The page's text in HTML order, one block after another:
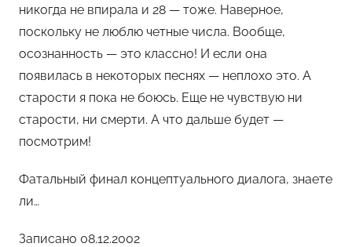
никогда не впирала и 28 — тоже. Наверное,
поскольку не люблю четные числа. Вообще,
осознанность — это классно! И если она
появилась в некоторых песнях — неплохо это. А
старости я пока не боюсь. Еще не чувствую ни
старости, ни смерти. А что дальше будет —
посмотрим!
Фатальный финал концептуального диалога, знаете
ли…
Записано 08.12.2002